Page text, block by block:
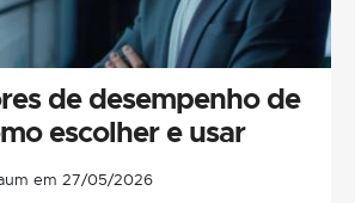
de desempenho de
escolher e usar
em 27/05/2026